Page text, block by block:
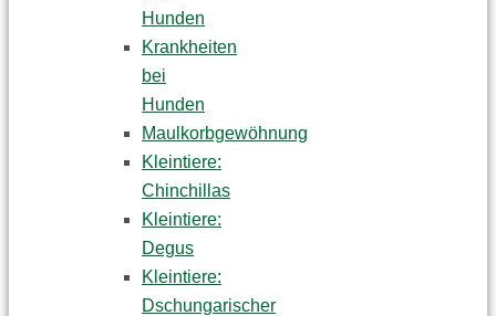
Hunden
Krankheiten
bei
Hunden
Maulkorbgewöhnung
Kleintiere:
Chinchillas
Kleintiere:
Degus
Kleintiere:
Dschungarischer